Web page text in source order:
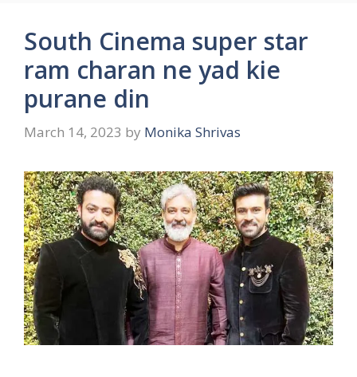
South Cinema super star
ram charan ne yad kie
purane din
March 14, 2023 by Monika Shrivas